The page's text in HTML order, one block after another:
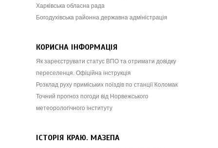
Харківська обласна рада
Богодухівська районна державна адміністрація
КОРИСНА ІНФОРМАЦІЯ
Як зареєструвати статус ВПО та отримати довідку
переселенця. Офіційна інструкція
Розклад руху приміських поїздів по станції Коломак
Точний прогноз погоди від Норвежського
метеорологічного інституту
ІСТОРІЯ КРАЮ. МАЗЕПА